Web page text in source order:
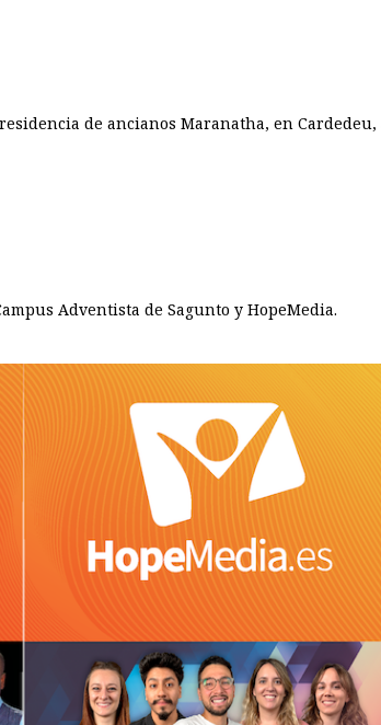
de ancianos Maranatha, en Cardedeu,
Adventista de Sagunto y HopeMedia.